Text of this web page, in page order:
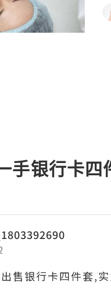
手银行卡四
售银行卡四件套,